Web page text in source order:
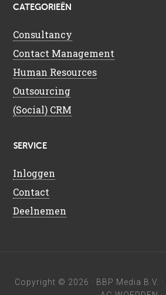
CATEGORIEËN
Consultancy
Contact Management
Human Resources
Outsourcing
(Social) CRM
SERVICE
Inloggen
Contact
Deelnemen
Copyright © 2026 · BBP Media B.V.